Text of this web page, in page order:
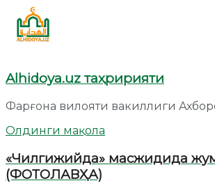
Alhidoya.uz таҳририяти
Фарғона вилояти вакиллиги
Олдинги мақола
«Чилгижийда» масжидида
(ФОТОЛАВҲА)